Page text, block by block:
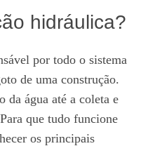
hidráulica?
por todo o sistema
de uma construção.
da água até a coleta e
que tudo funcione
os principais